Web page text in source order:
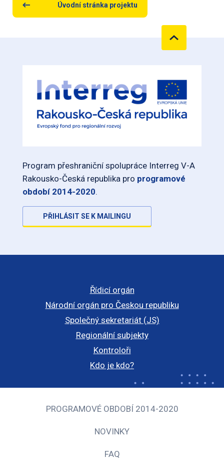
Úvodní stránka projektu
Program přeshraniční spolupráce Interreg V-A
Rakousko-Česká republika pro programové
období 2014-2020.
PŘIHLÁSIT SE K MAILINGU
Řídicí orgán
Národní orgán pro Českou republiku
Společný sekretariát (JS)
Regionální subjekty
Kontroloři
Kdo je kdo?
PROGRAMOVÉ OBDOBÍ 2014-2020
NOVINKY
FAQ